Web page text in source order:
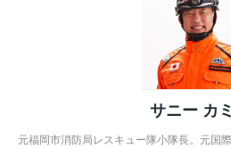
サニー カ
元福岡市消防局レスキュー隊小隊長。元国